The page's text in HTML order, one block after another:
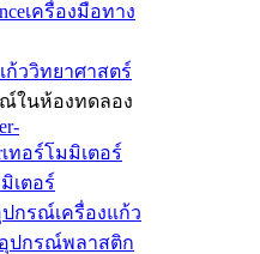
เครื่องมือทาง
ก้ววิทยาศาสตร์
ในห้องทดลอง
เทอร์โมมิเตอร์
เตอร์
กรณ์เครื่องแก้ว
อุปกรณ์พลาสติก